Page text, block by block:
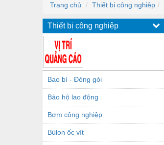
Trang chủ Thiết bị công nghiệp
Thiết bị công nghiệp
Bao bì - Đóng gói
Bảo hộ lao động
Bơm công nghiệp
Bùlon ốc vít